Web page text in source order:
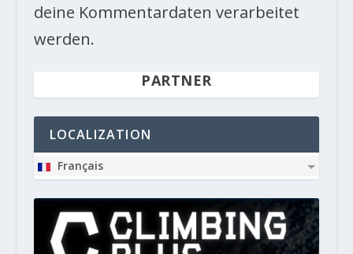
deine Kommentardaten verarbeitet
werden.
PARTNER
LOCALIZATION
Français